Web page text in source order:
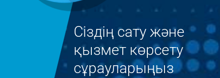
Сіздің сату және
қызмет көрсету
сұрауларыңыз